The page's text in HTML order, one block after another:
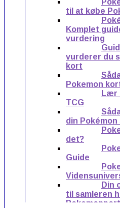
til at købe
Komplet
vurdering
vurderer du
kort
Pokemon
Lær
TCG
din Pokémon
det?
Guide
Din
til samleren